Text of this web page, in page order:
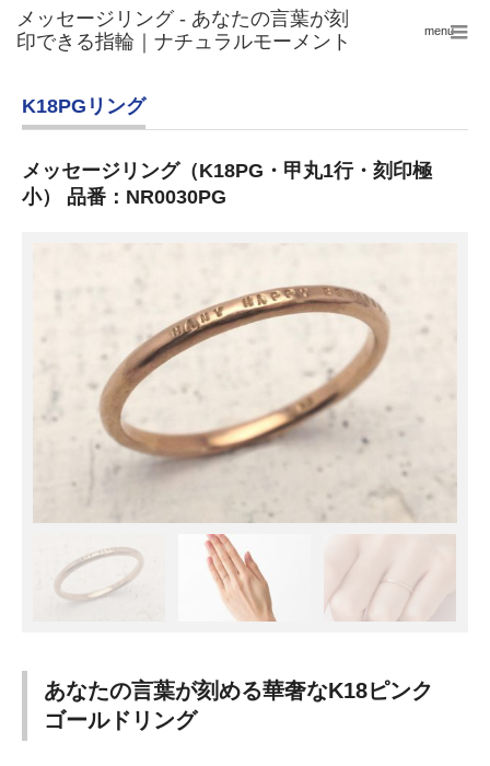
menu
K18PGリング
メッセージリング（K18PG・甲丸1行・刻印極
小） 品番：NR0030PG
あなたの言葉が刻める華奢なK18ピンク
ゴールドリング